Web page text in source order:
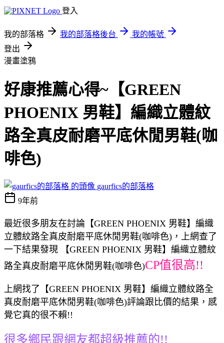
登入
我的部落格 我的部落格後台
我的帳號
登出
漫畫塗鴉
好康推薦心得~【GREEN
PHOENIX 男鞋】編織立體紋
路全真皮耐磨平底休閒男鞋(咖
啡色)
gaurfics的部落格
9年前
最近很多朋友在討論【GREEN PHOENIX 男鞋】編織
立體紋路全真皮耐磨平底休閒男鞋(咖啡色)，上網查了
一下結果發現 【GREEN PHOENIX 男鞋】編織立體紋
路全真皮耐磨平底休閒男鞋(咖啡色)CP值很高!!
上網找了【GREEN PHOENIX 男鞋】編織立體紋路全
真皮耐磨平底休閒男鞋(咖啡色)評論跟比價的結果，感
覺它真的很不賴!!
很多鄉民跟網友都超級推薦的!!